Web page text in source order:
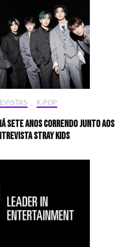
, K-POP
sete anos correndo junto aos
Stray Kids